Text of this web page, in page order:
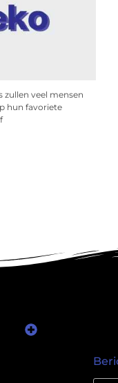
zullen veel mensen
hun favoriete